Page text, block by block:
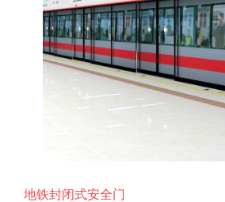
地铁封闭式安全门